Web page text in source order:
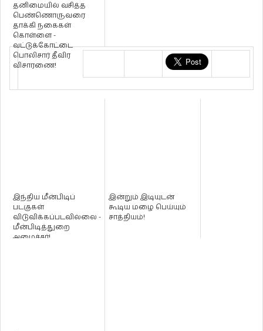
தனிமையில் வசித்த
பெண்ணொருவரை
தாக்கி நகைகள்
கொள்ளை -
வட்டுக்கோட்டை
பொலிசார் தீவிர
விசாரணை!
இந்திய மீன்பிடிப்
படகுகள்
விடுவிக்கப்படவில்லை -
மீன்பிடித்துறை
அமைச்சர்!
இன்றும் இடியுடன்
கூடிய மழை பெய்யும்
சாத்தியம்!